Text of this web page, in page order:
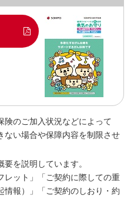
険のご加入状況などによって
ない場合や保障内容を制限させ
を説明しています。
レット」「ご契約に際しての重
報）」「ご契約のしおり・約